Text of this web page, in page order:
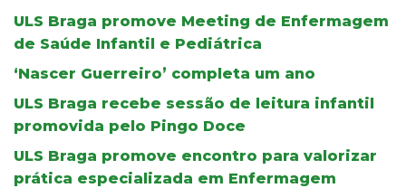
ULS Braga promove Meeting de Enfermagem
de Saúde Infantil e Pediátrica
‘Nascer Guerreiro’ completa um ano
ULS Braga recebe sessão de leitura infantil
promovida pelo Pingo Doce
ULS Braga promove encontro para valorizar
prática especializada em Enfermagem